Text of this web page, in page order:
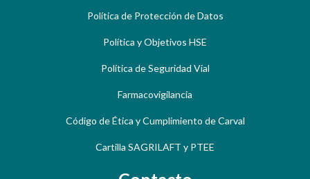
Política de Protección de Datos
Política y Objetivos HSE
Política de Seguridad Vial
Farmacovigilancia
Código de Ética y Cumplimiento de Carval
Cartilla SAGRILAFT y PTEE